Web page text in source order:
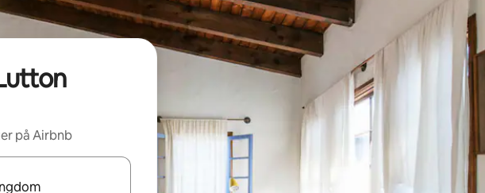
på Airbnb
skal du navigere med piletasterne op og ned eller se mere ved at trykke eller stryge.